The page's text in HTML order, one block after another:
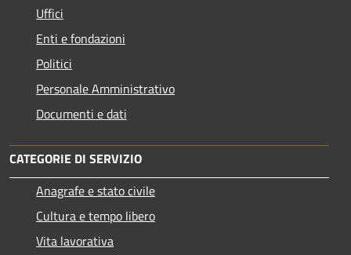
Uffici
Enti e fondazioni
Politici
Personale Amministrativo
Documenti e dati
CATEGORIE DI SERVIZIO
Anagrafe e stato civile
Cultura e tempo libero
Vita lavorativa